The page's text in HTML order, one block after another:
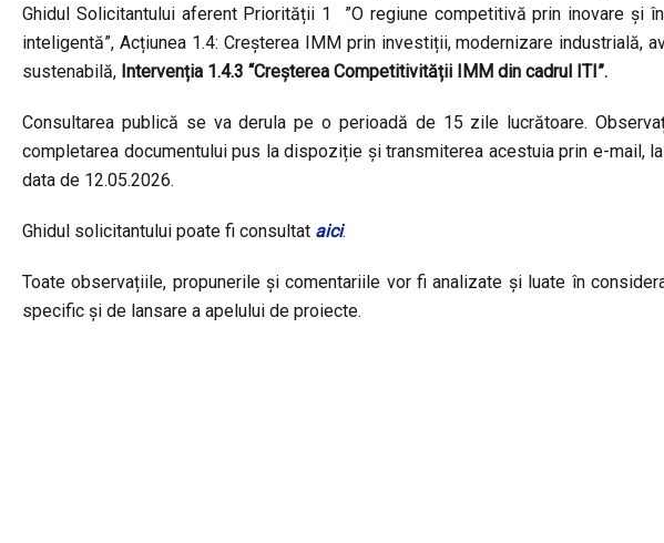
Ghidul Solicitantului aferent Priorității 1 ”O regiune competitivă prin inovare și
inteligentă”, Acțiunea 1.4: Creșterea IMM prin investiții, modernizare industrială,
sustenabilă, Intervenția 1.4.3 “Creșterea Competitivității IMM din cadrul ITI”.
Consultarea publică se va derula pe o perioadă de 15 zile lucrătoare.
completarea documentului pus la dispoziție și transmiterea acestuia prin e-mail,
data de 12.05.2026.
Ghidul solicitantului poate fi consultat aici.
Toate observațiile, propunerile și comentariile vor fi analizate și luate în
specific și de lansare a apelului de proiecte.